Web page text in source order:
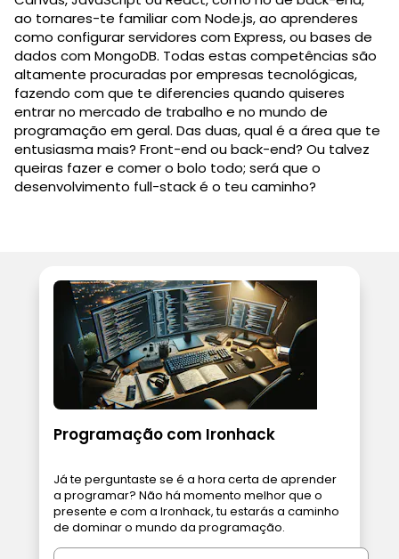
ao tornares-te familiar com Node.js, ao aprenderes
como configurar servidores com Express, ou bases de
dados com MongoDB. Todas estas competências são
altamente procuradas por empresas tecnológicas,
fazendo com que te diferencies quando quiseres
entrar no mercado de trabalho e no mundo de
programação em geral. Das duas, qual é a área que te
entusiasma mais? Front-end ou back-end? Ou talvez
queiras fazer e comer o bolo todo; será que o
desenvolvimento full-stack é o teu caminho?
Programação com Ironhack
Já te perguntaste se é a hora certa de aprender
a programar? Não há momento melhor que o
presente e com a Ironhack, tu estarás a caminho
de dominar o mundo da programação.